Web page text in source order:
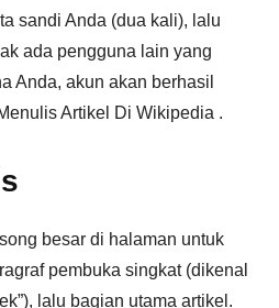
sandi Anda (dua kali), lalu
ada pengguna lain yang
Anda, akun akan berhasil
Artikel Di Wikipedia .
besar di halaman untuk
pembuka singkat (dikenal
lalu bagian utama artikel.